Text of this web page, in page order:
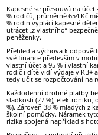
Kapesné se přesouvá na
% rodičů, průměrně 654 Kč
% rodin vyplácí kapesné
utrácet „z vlastního“
peněženky.
Přehled a výchova k
své finance především v
vlastní účet a 95 % i vlastní
rodič i dítě vidí výdaje v KB+
tedy učit se rozpočtování na
Každodenní drobné platby
sladkosti (27 %), elektroniku,
%). Zároveň 38 % mladých z
školní pomůcky. Náramek
rizika spojená například s